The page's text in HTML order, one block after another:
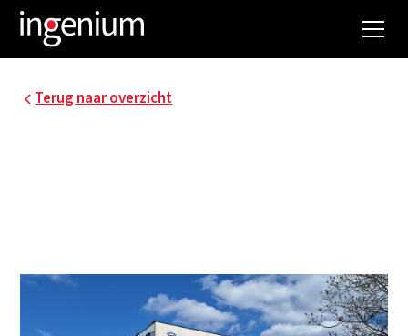
Terug naar overzicht